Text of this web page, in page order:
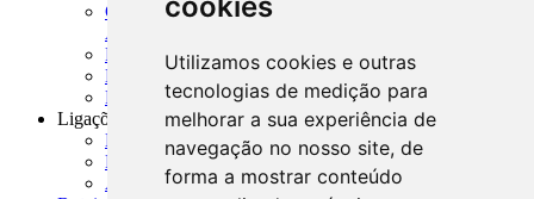
Utilizamos cookies e outras
tecnologias de medição para
melhorar a sua experiência de
navegação no nosso site, de
forma a mostrar conteúdo
CNAE-CONCLA - Classificação Nacional de
Atividades Econômicas
PMF - Cartilhas do BCB
Manuais Auxiliares do BCB e Cosif-e
Resenhas Diárias Governamentais
Ligações Externas
Links Úteis
Presidência da República
Agências Nacionais Reguladoras